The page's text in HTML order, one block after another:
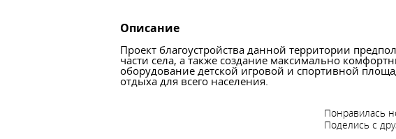
Описание
Проект благоустройства данной территории
части села, а также создание максимально
оборудование детской игровой и спортивной
отдыха для всего населения.
Понравилась
Поделись с